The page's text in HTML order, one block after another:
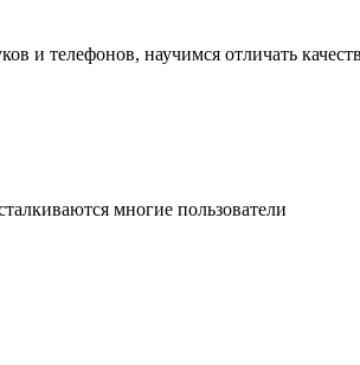
и телефонов, научимся отличать
многие пользователи